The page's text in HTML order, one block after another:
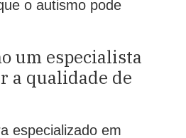
o autismo pode
um especialista
a qualidade de
especializado em